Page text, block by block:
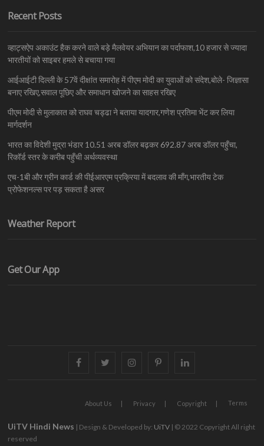
Recent Posts
व्हाट्सऐप अकाउंट हैक करने वाले बड़े मैलवेयर अभियान का पर्दाफाश,10 हजार से ज्यादा
भारतीयों को साइबर हमले से बचाया गया
आईआईटी दिल्ली के 57वें दीक्षांत समारोह में पीएम मोदी का युवाओं को संदेश,बोले- जिज्ञासा
बनाए रखिए,सवाल पूछिए और समाधान खोजने का साहस रखिए
पीएम मोदी से मुलाकात को राघव चड्ढा ने बताया यादगार,गणेश प्रतिमा भेंट कर लिया
मार्गदर्शन
भारत का विदेशी मुद्रा भंडार 10.51 अरब डॉलर बढ़कर 692.87 अरब डॉलर पहुँचा,
रिकॉर्ड स्तर के करीब पहुँची अर्थव्यवस्था
एच-1बी और ग्रीन कार्ड की पीईआरएम प्रक्रिया में बदलाव की माँग,भारतीय टेक
प्रोफेशनल्स पर पड़ सकता है असर
Weather Report
Get Our App
facebook twitter instagrampinterestlinkedin
About Us Privacy Copyright Terms
UiTV Hindi News | Design & Developed by: UiTV | © 2022 Copyright All right
reserved